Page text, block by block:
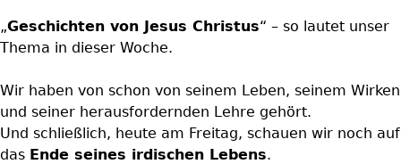
„Geschichten von Jesus Christus“ – so lautet unser
Thema in dieser Woche.
Wir haben von schon von seinem Leben, seinem Wirken
und seiner herausfordernden Lehre gehört.
Und schließlich, heute am Freitag, schauen wir noch auf
das Ende seines irdischen Lebens.